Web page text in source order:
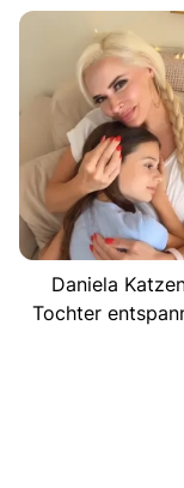
Daniela
Tochter